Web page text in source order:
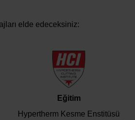
elde edeceksiniz:
Eğitim
Hypertherm Kesme Enstitüsü